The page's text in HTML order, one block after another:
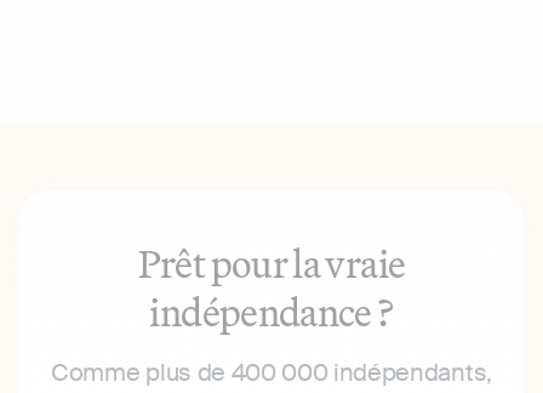
Prêt pour la vraie
indépendance ?
Comme plus de 400 000 indépendants,